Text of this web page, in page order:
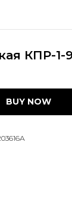
КПР-1-
BUY NOW